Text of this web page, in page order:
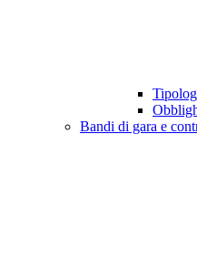
Bandi di gara e